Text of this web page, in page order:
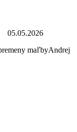
05.05.2026
maľbyAndrej